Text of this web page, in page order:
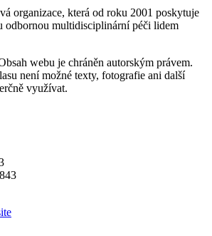
organizace, která od roku 2001 poskytuje
odbornou multidisciplinární péči lidem
webu je chráněn autorským právem.
není možné texty, fotografie ani další
využívat.